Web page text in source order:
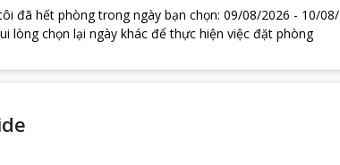
đã hết phòng trong ngày bạn chọn: 09/08/2026 - 10/
lòng chọn lại ngày khác để thực hiện việc đặt phòng